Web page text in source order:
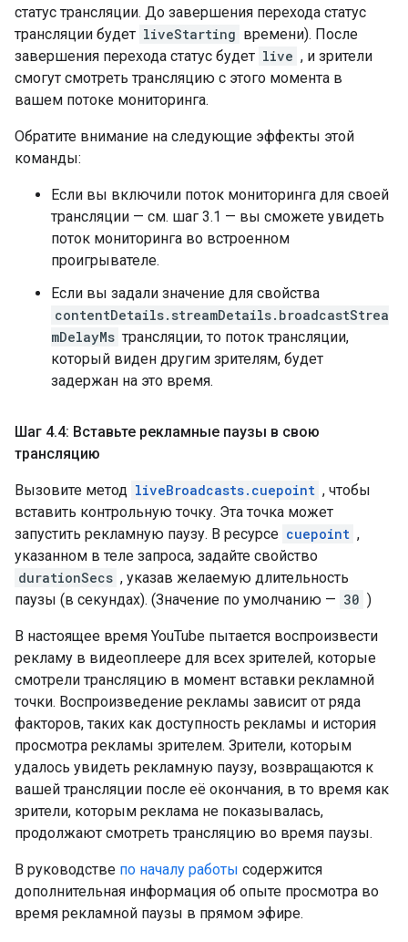
статус трансляции. До завершения перехода статус
трансляции будет liveStarting времени). После
завершения перехода статус будет live , и зрители
смогут смотреть трансляцию с этого момента в
вашем потоке мониторинга.
Обратите внимание на следующие эффекты этой
команды:
Если вы включили поток мониторинга для своей
трансляции — см. шаг 3.1 — вы сможете увидеть
поток мониторинга во встроенном
проигрывателе.
Если вы задали значение для свойства
contentDetails.streamDetails.broadcastStrea
mDelayMs трансляции, то поток трансляции,
который виден другим зрителям, будет
задержан на это время.
Шаг 4.4: Вставьте рекламные паузы в свою
трансляцию
Вызовите метод liveBroadcasts.cuepoint , чтобы
вставить контрольную точку. Эта точка может
запустить рекламную паузу. В ресурсе cuepoint ,
указанном в теле запроса, задайте свойство
durationSecs , указав желаемую длительность
паузы (в секундах). (Значение по умолчанию — 30 )
В настоящее время YouTube пытается воспроизвести
рекламу в видеоплеере для всех зрителей, которые
смотрели трансляцию в момент вставки рекламной
точки. Воспроизведение рекламы зависит от ряда
факторов, таких как доступность рекламы и история
просмотра рекламы зрителем. Зрители, которым
удалось увидеть рекламную паузу, возвращаются к
вашей трансляции после её окончания, в то время как
зрители, которым реклама не показывалась,
продолжают смотреть трансляцию во время паузы.
В руководстве по началу работы содержится
дополнительная информация об опыте просмотра во
время рекламной паузы в прямом эфире.